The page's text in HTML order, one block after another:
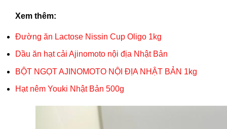
Xem thêm:
Đường ăn Lactose Nissin Cup Oligo 1kg
Dầu ăn hạt cải Ajinomoto nội địa Nhật Bản
BỘT NGỌT AJINOMOTO NỘI ĐỊA NHẬT BẢN 1kg
Hạt nêm Youki Nhật Bản 500g